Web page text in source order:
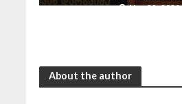
May 29, 2026
About the author